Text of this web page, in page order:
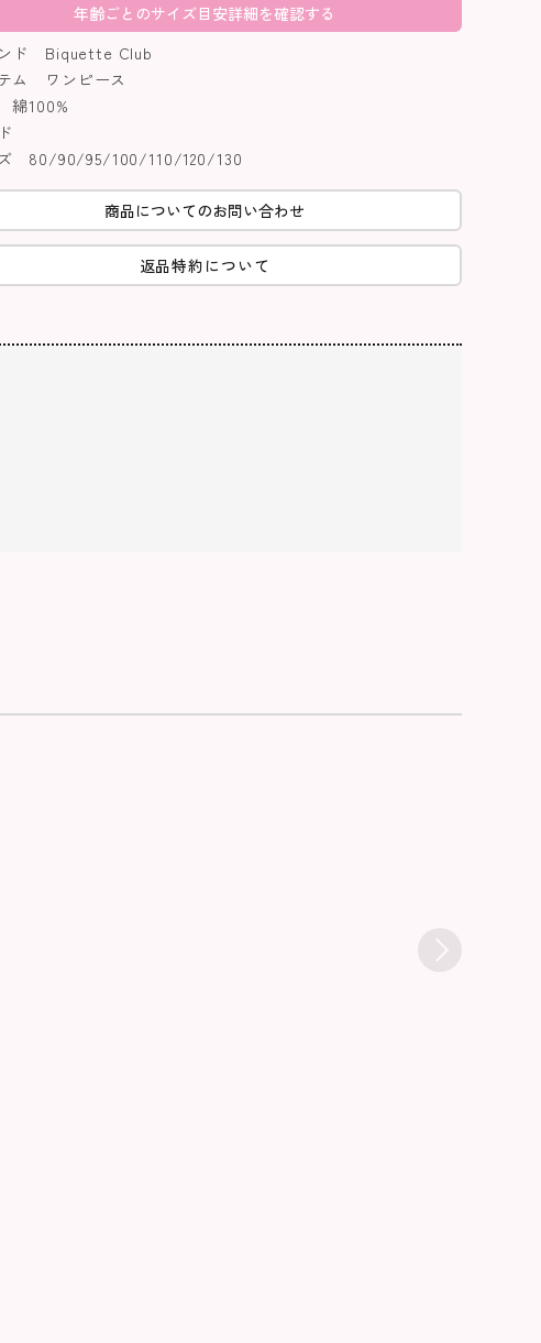
年齢ごとのサイズ目安詳細を確認する
ド Biquette Club
ム ワンピース
100%
80/90/95/100/110/120/130
商品についてのお問い合わせ
返品特約について